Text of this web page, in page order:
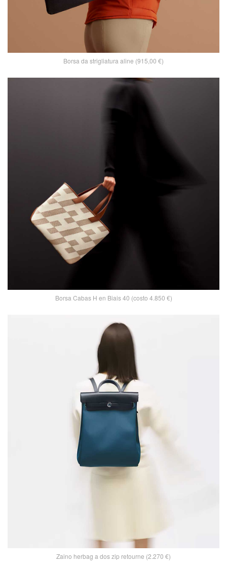
Borsa da strigliatura aline (915,00 €)
Borsa Cabas H en Biais 40 (costo 4.850 €)
Zaino herbag a dos zip retourne (2.270 €)